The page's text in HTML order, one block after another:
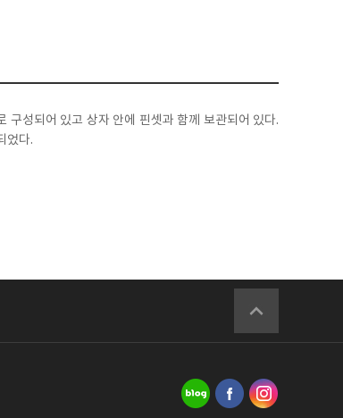
성되어 있고 상자 안에 핀셋과 함께 보관되어 있다.
었다.